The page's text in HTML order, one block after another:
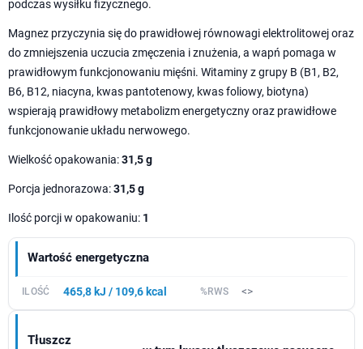
podczas wysiłku fizycznego.
Magnez przyczynia się do prawidłowej równowagi elektrolitowej oraz
do zmniejszenia uczucia zmęczenia i znużenia, a wapń pomaga w
prawidłowym funkcjonowaniu mięśni. Witaminy z grupy B (B1, B2,
B6, B12, niacyna, kwas pantotenowy, kwas foliowy, biotyna)
wspierają prawidłowy metabolizm energetyczny oraz prawidłowe
funkcjonowanie układu nerwowego.
Wielkość opakowania:31,5 g
Porcja jednorazowa:31,5 g
Ilość porcji w opakowaniu: 1
Wartość energetyczna
465,8 kJ / 109,6 kcal <>
Tłuszcz